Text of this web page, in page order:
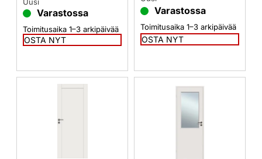
Varastossa
Toimitusaika 1–3 arkipäivää
OSTA NYT
Varastossa
Toimitusaika 1–3 arkipäivää
OSTA NYT